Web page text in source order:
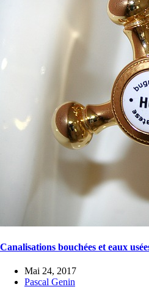
Canalisations bouchées et eaux
Mai 24, 2017
Pascal Genin